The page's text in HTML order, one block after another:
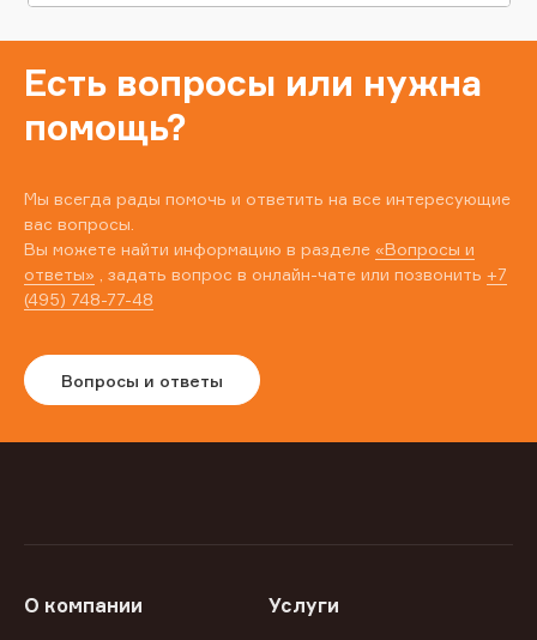
Есть вопросы или нужна
помощь?
Мы всегда рады помочь и ответить на все интересующие
вас вопросы.
Вы можете найти информацию в разделе «Вопросы и
ответы» , задать вопрос в онлайн-чате или позвонить +7
(495) 748-77-48
Вопросы и ответы
О компании Услуги